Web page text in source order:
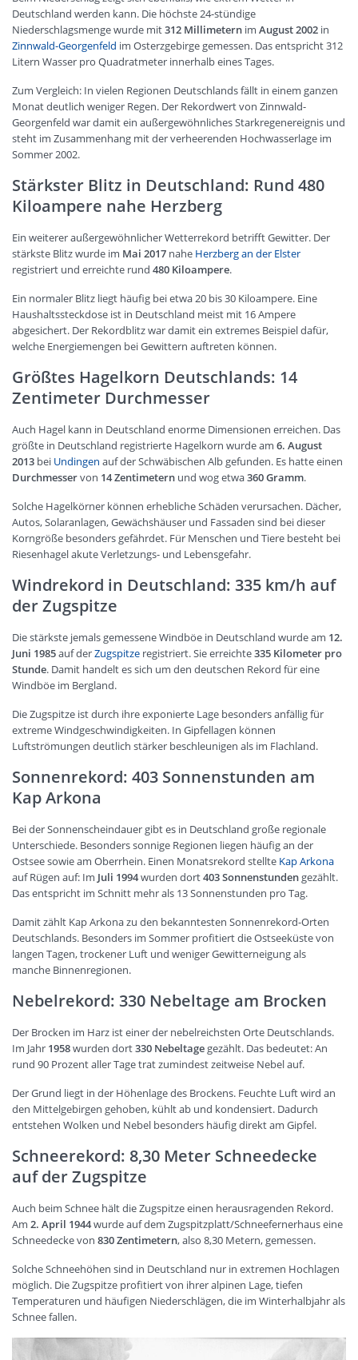
Deutschland werden kann. Die höchste 24-stündige
Niederschlagsmenge wurde mit312 Millimetern im August 2002 in
Zinnwald-Georgenfeld im Osterzgebirge gemessen. Das entspricht 312
Litern Wasser pro Quadratmeter innerhalb eines Tages.
Zum Vergleich: In vielen Regionen Deutschlands fällt in einem ganzen
Monat deutlich weniger Regen. Der Rekordwert von Zinnwald-
Georgenfeld war damit ein außergewöhnliches Starkregenereignis und
steht im Zusammenhang mit der verheerenden Hochwasserlage im
Sommer 2002.
Stärkster Blitz in Deutschland: Rund 480
Kiloampere nahe Herzberg
Ein weiterer außergewöhnlicher Wetterrekord betrifft Gewitter. Der
stärkste Blitz wurde im Mai 2017 nahe Herzberg an der Elster
registriert und erreichte rund 480 Kiloampere.
Ein normaler Blitz liegt häufig bei etwa 20 bis 30 Kiloampere. Eine
Haushaltssteckdose ist in Deutschland meist mit 16 Ampere
abgesichert. Der Rekordblitz war damit ein extremes Beispiel dafür,
welche Energiemengen bei Gewittern auftreten können.
Größtes Hagelkorn Deutschlands: 14
Zentimeter Durchmesser
Auch Hagel kann in Deutschland enorme Dimensionen erreichen. Das
größte in Deutschland registrierte Hagelkorn wurde am 6. August
2013 bei Undingen auf der Schwäbischen Alb gefunden. Es hatte einen
Durchmesservon 14 Zentimetern und wog etwa360 Gramm.
Solche Hagelkörner können erhebliche Schäden verursachen. Dächer,
Autos, Solaranlagen, Gewächshäuser und Fassaden sind bei dieser
Korngröße besonders gefährdet. Für Menschen und Tiere besteht bei
Riesenhagel akute Verletzungs- und Lebensgefahr.
Windrekord in Deutschland: 335 km/h auf
der Zugspitze
Die stärkste jemals gemessene Windböe in Deutschland wurde am 12.
Juni 1985auf derZugspitze registriert. Sie erreichte335 Kilometer pro
Stunde. Damit handelt es sich um den deutschen Rekord für eine
Windböe im Bergland.
Die Zugspitze ist durch ihre exponierte Lage besonders anfällig für
extreme Windgeschwindigkeiten. In Gipfellagen können
Luftströmungen deutlich stärker beschleunigen als im Flachland.
Sonnenrekord: 403 Sonnenstunden am
Kap Arkona
Bei der Sonnenscheindauer gibt es in Deutschland große regionale
Unterschiede. Besonders sonnige Regionen liegen häufig an der
Ostsee sowie am Oberrhein. Einen Monatsrekord stellte Kap Arkona
auf Rügen auf: Im Juli 1994wurden dort403 Sonnenstunden gezählt.
Das entspricht im Schnitt mehr als 13 Sonnenstunden pro Tag.
Damit zählt Kap Arkona zu den bekanntesten Sonnenrekord-Orten
Deutschlands. Besonders im Sommer profitiert die Ostseeküste von
langen Tagen, trockener Luft und weniger Gewitterneigung als
manche Binnenregionen.
Nebelrekord: 330 Nebeltage am Brocken
Der Brocken im Harz ist einer der nebelreichsten Orte Deutschlands.
Im Jahr 1958wurden dort330 Nebeltage gezählt. Das bedeutet: An
rund 90 Prozent aller Tage trat zumindest zeitweise Nebel auf.
Der Grund liegt in der Höhenlage des Brockens. Feuchte Luft wird an
den Mittelgebirgen gehoben, kühlt ab und kondensiert. Dadurch
entstehen Wolken und Nebel besonders häufig direkt am Gipfel.
Schneerekord: 8,30 Meter Schneedecke
auf der Zugspitze
Auch beim Schnee hält die Zugspitze einen herausragenden Rekord.
Am 2. April 1944wurde auf dem Zugspitzplatt/Schneefernerhaus eine
Schneedecke von 830 Zentimetern, also 8,30 Metern, gemessen.
Solche Schneehöhen sind in Deutschland nur in extremen Hochlagen
möglich. Die Zugspitze profitiert von ihrer alpinen Lage, tiefen
Temperaturen und häufigen Niederschlägen, die im Winterhalbjahr als
Schnee fallen.